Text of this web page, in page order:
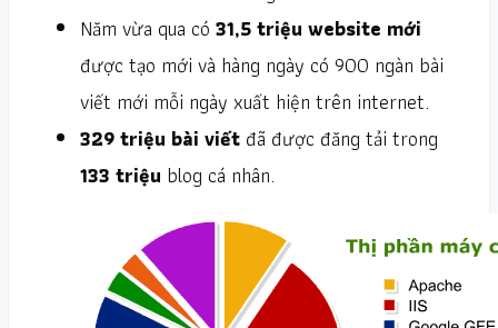
Năm vừa qua có 31,5 triệu website mới
được tạo mới và hàng ngày có 900 ngàn bài
viết mới mỗi ngày xuất hiện trên internet.
329 triệu bài viết đã được đăng tải trong
133 triệu blog cá nhân.